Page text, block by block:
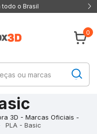
todo o Brasil
0
3D - Marcas Oficiais -
PLA - Basic